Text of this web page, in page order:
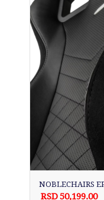
NOBLECHAIRS
RSD50,199.00